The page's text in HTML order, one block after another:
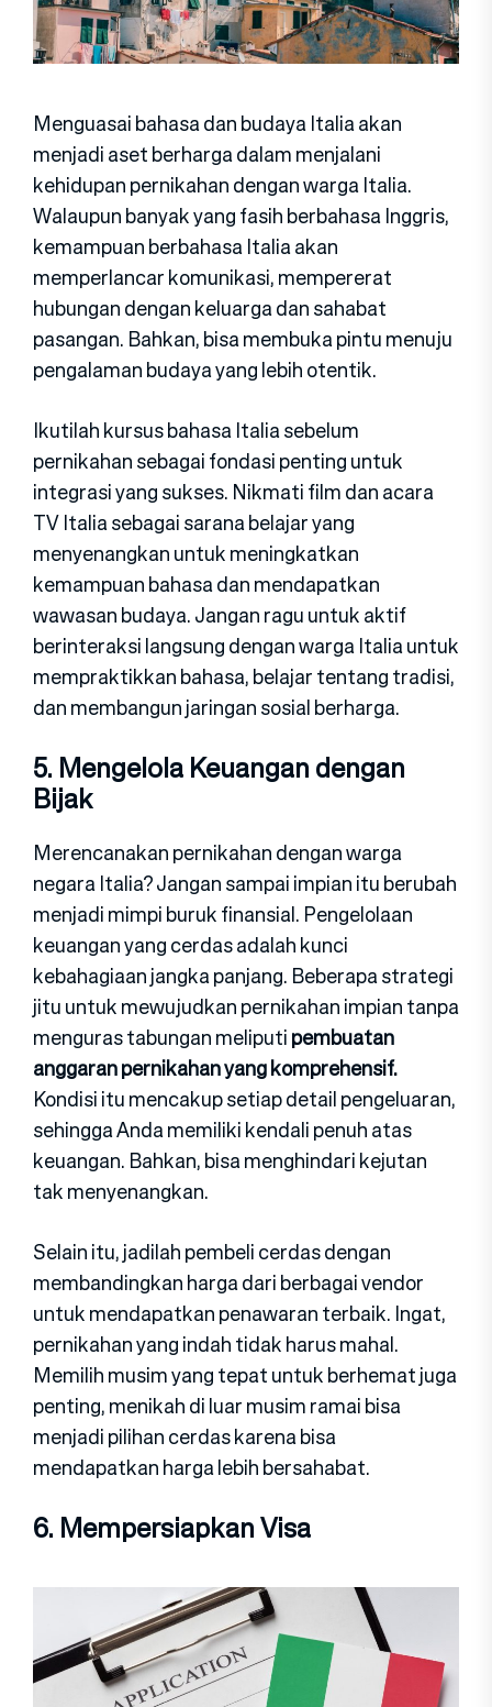
Menguasai bahasa dan budaya Italia akan
menjadi aset berharga dalam menjalani
kehidupan pernikahan dengan warga Italia.
Walaupun banyak yang fasih berbahasa Inggris,
kemampuan berbahasa Italia akan
memperlancar komunikasi, mempererat
hubungan dengan keluarga dan sahabat
pasangan. Bahkan, bisa membuka pintu menuju
pengalaman budaya yang lebih otentik.
Ikutilah kursus bahasa Italia sebelum
pernikahan sebagai fondasi penting untuk
integrasi yang sukses. Nikmati film dan acara
TV Italia sebagai sarana belajar yang
menyenangkan untuk meningkatkan
kemampuan bahasa dan mendapatkan
wawasan budaya. Jangan ragu untuk aktif
berinteraksi langsung dengan warga Italia untuk
mempraktikkan bahasa, belajar tentang tradisi,
dan membangun jaringan sosial berharga.
5. Mengelola Keuangan dengan
Bijak
Merencanakan pernikahan dengan warga
negara Italia? Jangan sampai impian itu berubah
menjadi mimpi buruk finansial. Pengelolaan
keuangan yang cerdas adalah kunci
kebahagiaan jangka panjang. Beberapa strategi
jitu untuk mewujudkan pernikahan impian tanpa
menguras tabungan meliputipembuatan
anggaran pernikahan yang komprehensif.
Kondisi itu mencakup setiap detail pengeluaran,
sehingga Anda memiliki kendali penuh atas
keuangan. Bahkan, bisa menghindari kejutan
tak menyenangkan.
Selain itu, jadilah pembeli cerdas dengan
membandingkan harga dari berbagai vendor
untuk mendapatkan penawaran terbaik. Ingat,
pernikahan yang indah tidak harus mahal.
Memilih musim yang tepat untuk berhemat juga
penting, menikah di luar musim ramai bisa
menjadi pilihan cerdas karena bisa
mendapatkan harga lebih bersahabat.
6. Mempersiapkan Visa